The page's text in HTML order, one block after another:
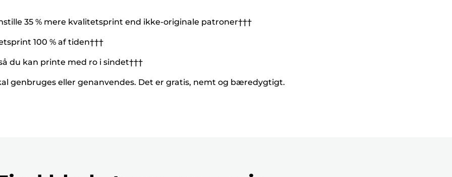
35 % mere kvalitetsprint end ikke-originale patroner†††
100 % af tiden†††
du kan printe med ro i sindet†††
genbruges eller genanvendes. Det er gratis, nemt og bæredygtigt.